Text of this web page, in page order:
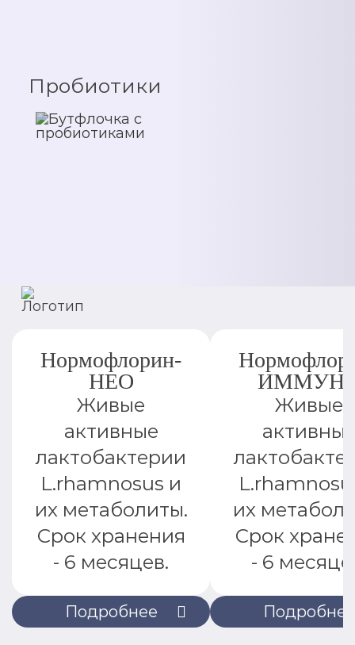
Пробиотики
Подробнее
Нормофлорин-
НЕО
Живые
активные
лактобактерии
L.rhamnosus и
их метаболиты.
Срок хранения
- 6 месяцев.
Подробнее
Живые
их
Срок
- 6